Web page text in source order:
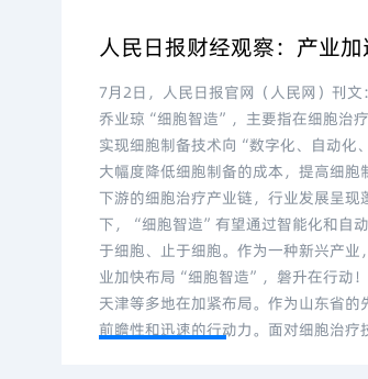
人民日报财经观察：产业
7月2日，人民日报官网（人民网）刊
乔业琼“细胞智造”，主要指在细胞治
实现细胞制备技术向“数字化、自动化
大幅度降低细胞制备的成本，提高细
下游的细胞治疗产业链，行业发展呈
下，“细胞智造”有望通过智能化和自
于细胞、止于细胞。作为一种新兴产
业加快布局“细胞智造”，磐升在行动
天津等多地在加紧布局。作为山东省
前瞻性和迅速的行动力。面对细胞治疗